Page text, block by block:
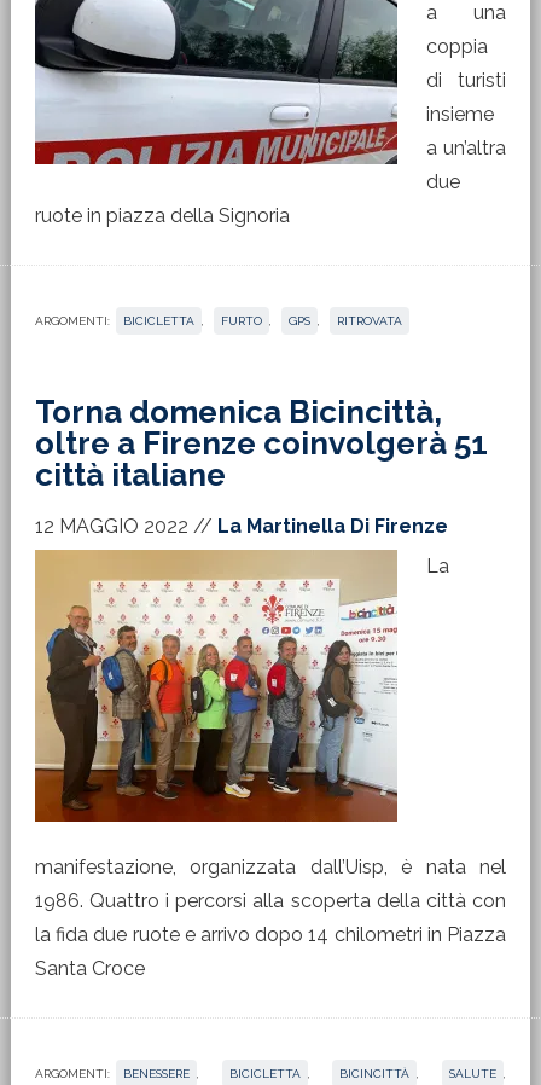
a una
coppia
di turisti
insieme
a un’altra
due
ruote in piazza della Signoria
ARGOMENTI: BICICLETTA FURTO GPS RITROVATA
Torna domenica Bicincittà,
oltre a Firenze coinvolgerà 51
città italiane
12 MAGGIO 2022 // La Martinella Di Firenze
La
manifestazione, organizzata dall’Uisp, è nata nel
1986. Quattro i percorsi alla scoperta della città con
la fida due ruote e arrivo dopo 14 chilometri in Piazza
Santa Croce
ARGOMENTI: BENESSERE BICICLETTA BICINCITTÀ SALUTE